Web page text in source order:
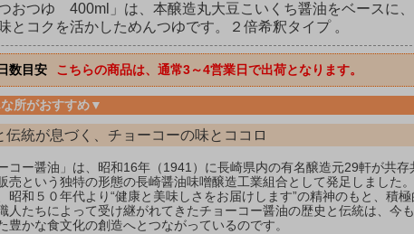
おつゆ 400ml」は、本醸造丸大豆こいくち醤油をベースに
とコクを活かしためんつゆです。２倍希釈タイプ 。
数目安 こちらの商品は、通常3～4営業日で出荷となります。
所がおすすめ▼
伝統が息づく、チョーコーの味とココロ
コー醤油」は、昭和16年（1941）に長崎県内の有名醸造元29軒が共
売という独特の形態の長崎醤油味噌醸造工業組合として発足しました。
昭和５０年代より“健康と美味しさをお届けします”の精神のもと、積
人たちによって受け継がれてきたチョーコー醤油の歴史と伝統は、今
豊かな食文化の創造へとつながっているのです。